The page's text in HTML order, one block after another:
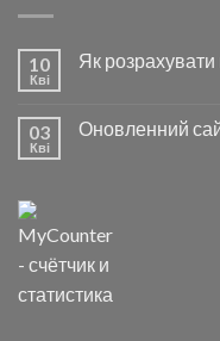
10
Кві
Як розрахувати
03
Кві
Оновленний